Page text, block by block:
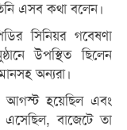
এসব কথা বলেন।
সিনিয়র গবেষণা
উপস্থিত ছিলেন
অন্যরা।
আগস্ট হয়েছিল এবং
এসেছিল, বাজেটে তা